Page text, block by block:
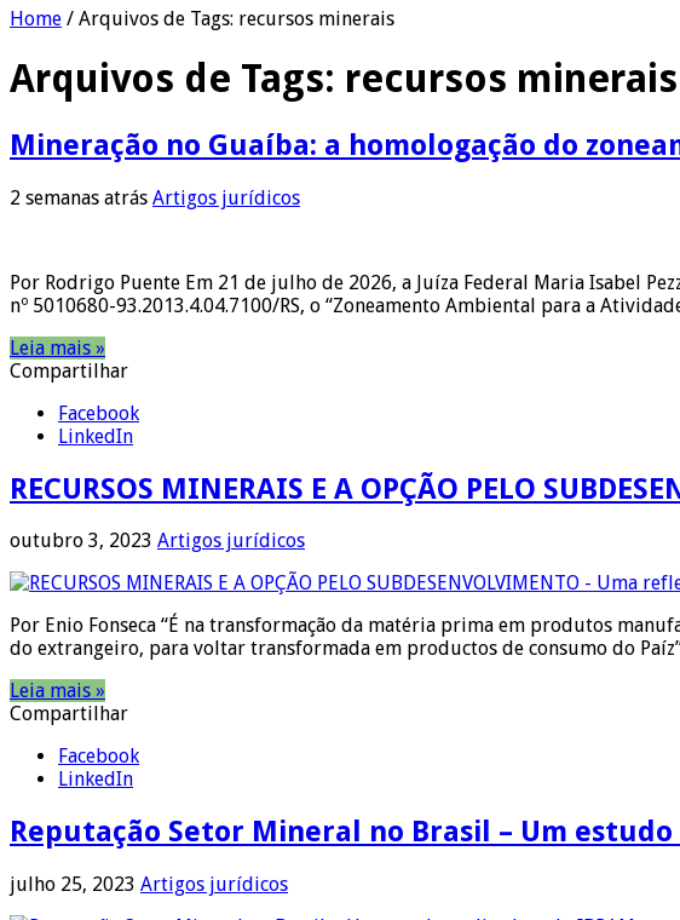
Home / Arquivos de Tags: recursos minerais
Arquivos de Tags: recursos minerais
Mineração no Guaíba: a homologação do
2 semanas atrás Artigos jurídicos
Por Rodrigo Puente Em 21 de julho de 2026, a Juíza Federal Maria Isabel
nº 5010680-93.2013.4.04.7100/RS, o “Zoneamento Ambiental para a
Leia mais »
Compartilhar
Facebook
LinkedIn
RECURSOS MINERAIS E A OPÇÃO PELO
outubro 3, 2023 Artigos jurídicos
Por Enio Fonseca “É na transformação da matéria prima em produtos
do extrangeiro, para voltar transformada em productos de consumo do
Leia mais »
Compartilhar
Facebook
LinkedIn
Reputação Setor Mineral no Brasil – Um
julho 25, 2023 Artigos jurídicos